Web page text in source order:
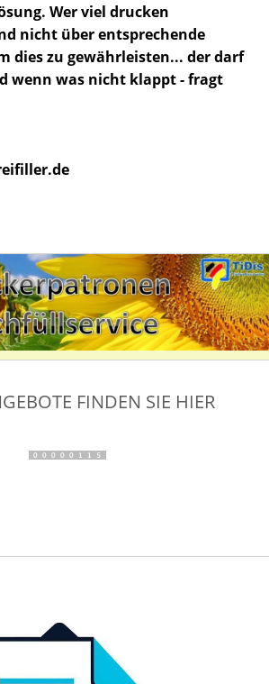
Wer viel drucken
nicht über entsprechende
dies zu gewährleisten... der darf
wenn was nicht klappt - fragt
FINDEN SIE HIER